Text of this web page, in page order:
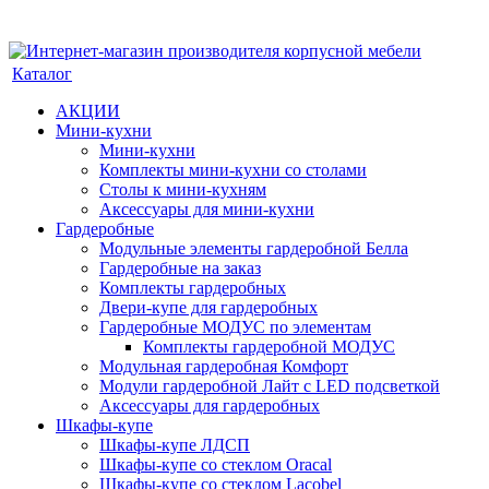
Каталог
АКЦИИ
Мини-кухни
Мини-кухни
Комплекты мини-кухни со столами
Столы к мини-кухням
Аксессуары для мини-кухни
Гардеробные
Модульные элементы гардеробной Белла
Гардеробные на заказ
Комплекты гардеробных
Двери-купе для гардеробных
Гардеробные МОДУС по элементам
Комплекты гардеробной МОДУС
Модульная гардеробная Комфорт
Модули гардеробной Лайт с LED подсветкой
Аксессуары для гардеробных
Шкафы-купе
Шкафы-купе ЛДСП
Шкафы-купе со стеклом Oracal
Шкафы-купе со стеклом Lacobel